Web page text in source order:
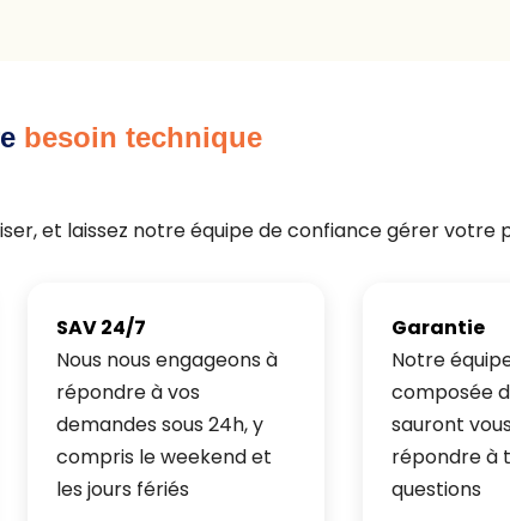
besoin technique
et laissez notre équipe de confiance gérer votre
SAV 24/7
Nous nous engageons à
répondre à vos
demandes sous 24h, y
compris le weekend et
les jours fériés
Garantie
Notre
composée
sauront
répondre à
questions